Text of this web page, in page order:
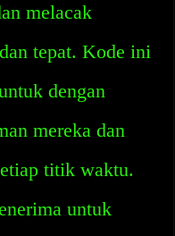
melacak
tepat. Kode ini
dengan
mereka dan
titik waktu.
untuk